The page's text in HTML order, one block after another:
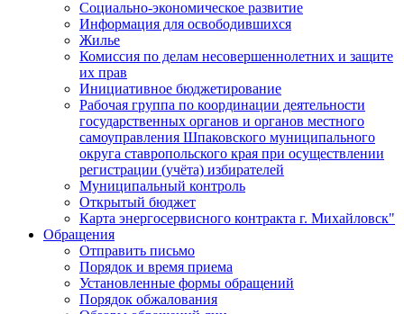
Социально-экономическое развитие
Информация для освободившихся
Жилье
Комиссия по делам несовершеннолетних и защите
их прав
Инициативное бюджетирование
Рабочая группа по координации деятельности
государственных органов и органов местного
самоуправления Шпаковского муниципального
округа ставропольского края при осуществлении
регистрации (учёта) избирателей
Муниципальный контроль
Открытый бюджет
Карта энергосервисного контракта г. Михайловск"
Обращения
Отправить письмо
Порядок и время приема
Установленные формы обращений
Порядок обжалования